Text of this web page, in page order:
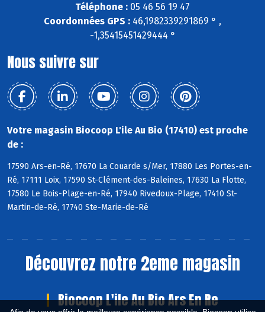
Téléphone : 05 46 56 19 47
Coordonnées GPS : 46,1982339291869 ° ,
-1,35415451429444 °
Nous suivre sur
Votre magasin Biocoop L'ile Au Bio (17410) est proche
de :
17590 Ars-en-Ré, 17670 La Couarde s/Mer, 17880 Les Portes-en-
Ré, 17111 Loix, 17590 St-Clément-des-Baleines, 17630 La Flotte,
17580 Le Bois-Plage-en-Ré, 17940 Rivedoux-Plage, 17410 St-
Martin-de-Ré, 17740 Ste-Marie-de-Ré
Découvrez notre 2eme magasin
Biocoop L'ile Au Bio Ars En Re